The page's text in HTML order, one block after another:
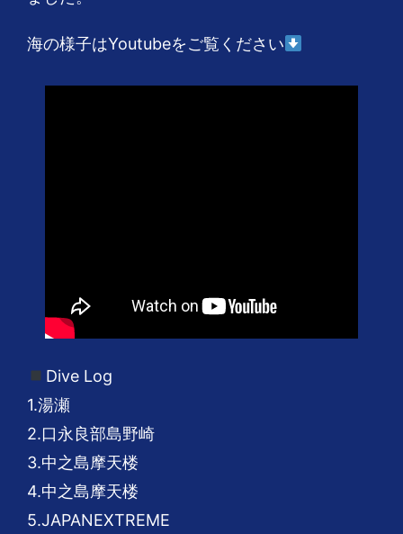
海の様子はYoutubeをご覧ください
Dive Log
1.湯瀬
2.口永良部島野崎
3.中之島摩天楼
4.中之島摩天楼
5.JAPANEXTREME